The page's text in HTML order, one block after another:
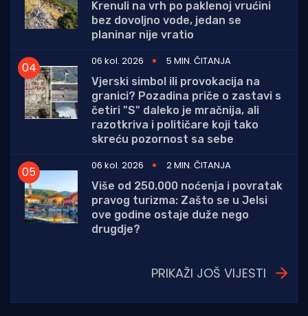
Krenuli na vrh po paklenoj vrućini
bez dovoljno vode, jedan se
planinar nije vratio
06 kol. 2026
5 MIN. ČITANJA
Vjerski simbol ili provokacija na
granici? Pozadina priče o zastavi s
četiri "S" daleko je mračnija, ali
razotkriva i političare koji tako
skreću pozornost sa sebe
06 kol. 2026
2 MIN. ČITANJA
Više od 250.000 noćenja i povratak
pravog turizma: Zašto se u Jelsi
ove godine ostaje duže nego
drugdje?
PRIKAŽI JOŠ VIJESTI